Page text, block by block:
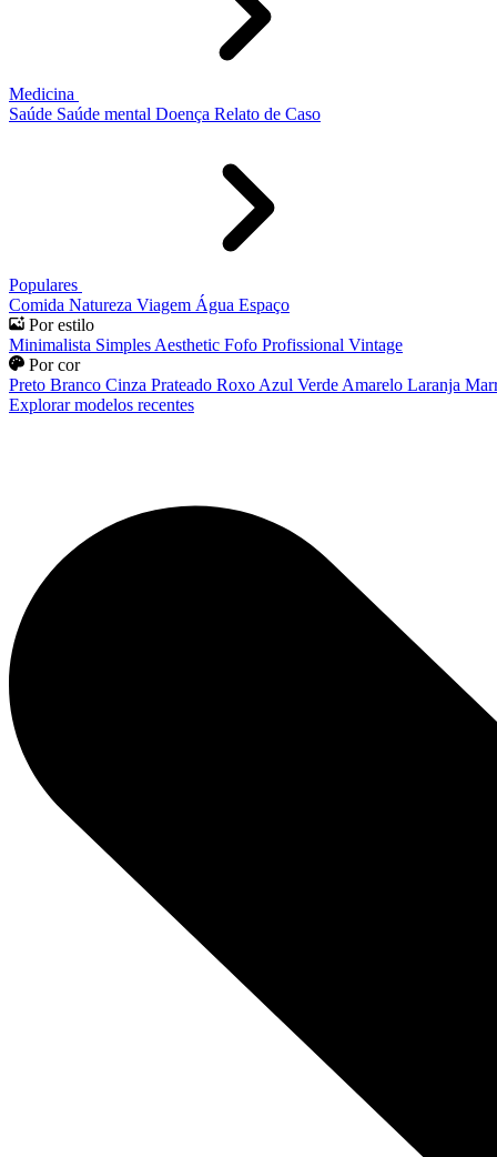
Medicina
Saúde Saúde mental Doença Relato de Caso
Populares
Comida Natureza Viagem Água Espaço
Por estilo
Minimalista Simples Aesthetic Fofo Profissional Vintage
Por cor
Preto Branco Cinza Prateado Roxo Azul Verde Amarelo Laranja
Explorar modelos recentes